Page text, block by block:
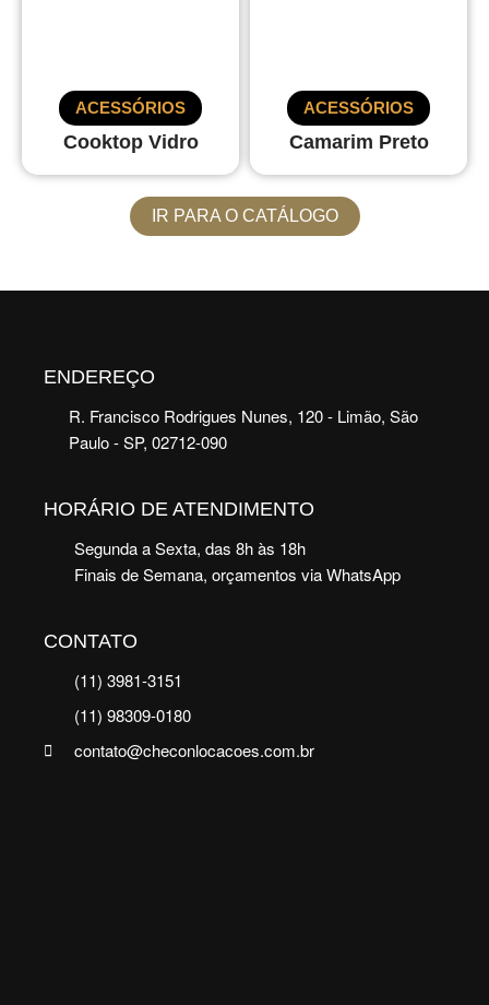
Cooktop Vidro
ACESSÓRIOS
Camarim Preto
ACESSÓRIOS
IR PARA O CATÁLOGO
CONTATO
(11) 3981-3151
(11) 98309-0180
contato@checonlocacoes.com.br
HORÁRIO DE ATENDIMENTO
Segunda a Sexta, das 8h às 18h
Finais de Semana, orçamentos via WhatsApp
ENDEREÇO
R. Francisco Rodrigues Nunes, 120 - Limão, São
Paulo - SP, 02712-090